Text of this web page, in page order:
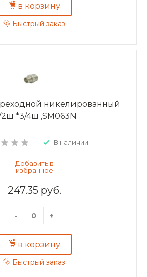
в корзину
Быстрый заказ
никелированный
2ш *3/4ш ,SM063N
В наличии
247.35 руб.
- +
в корзину
Быстрый заказ